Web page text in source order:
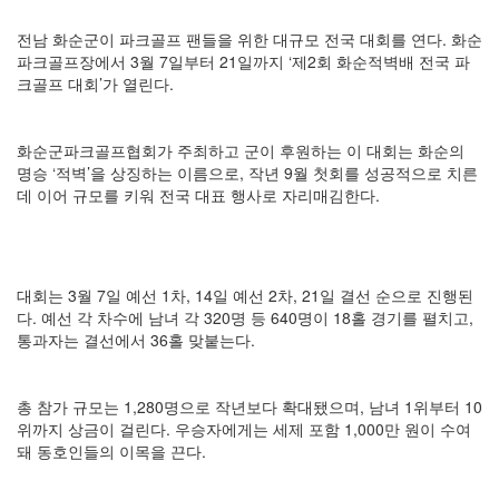
전남 화순군이 파크골프 팬들을 위한 대규모 전국 대회를 연다. 화순
파크골프장에서 3월 7일부터 21일까지 ‘제2회 화순적벽배 전국 파
크골프 대회’가 열린다.
화순군파크골프협회가 주최하고 군이 후원하는 이 대회는 화순의
명승 ‘적벽’을 상징하는 이름으로, 작년 9월 첫회를 성공적으로 치른
데 이어 규모를 키워 전국 대표 행사로 자리매김한다.
대회는 3월 7일 예선 1차, 14일 예선 2차, 21일 결선 순으로 진행된
다. 예선 각 차수에 남녀 각 320명 등 640명이 18홀 경기를 펼치고,
통과자는 결선에서 36홀 맞붙는다.
총 참가 규모는 1,280명으로 작년보다 확대됐으며, 남녀 1위부터 10
위까지 상금이 걸린다. 우승자에게는 세제 포함 1,000만 원이 수여
돼 동호인들의 이목을 끈다.